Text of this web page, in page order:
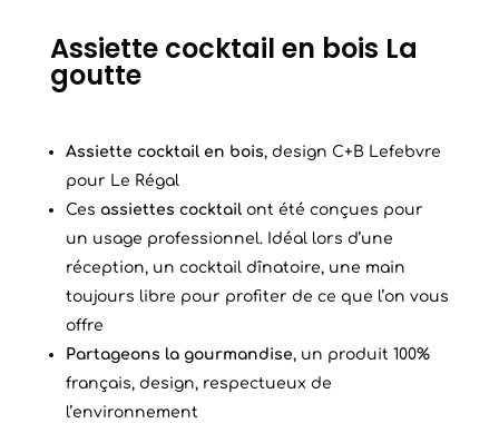
Assiette cocktail en bois La
goutte
Assiette cocktail en bois, design C+B Lefebvre
pour Le Régal
Ces assiettes cocktailont été conçues pour
un usage professionnel. Idéal lors d’une
réception, un cocktail dînatoire, une main
toujours libre pour profiter de ce que l’on vous
offre
Partageons la gourmandise, un produit 100%
français, design, respectueux de
l’environnement